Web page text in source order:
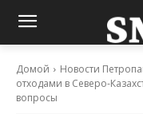
Домой Новости
отходами в Северо-
вопросы